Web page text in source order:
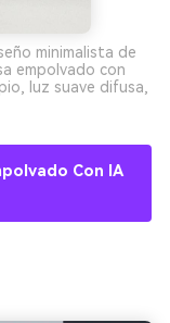
minimalista de
empolvado con
luz suave difusa,
Con IA